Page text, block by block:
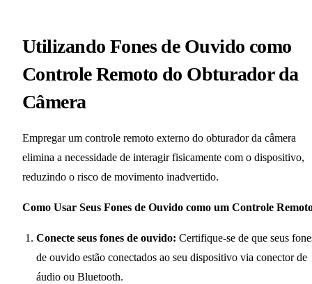
Utilizando Fones de Ouvido como
Controle Remoto do Obturador da
Câmera
Empregar um controle remoto externo do obturador da câmera
elimina a necessidade de interagir fisicamente com o dispositivo,
reduzindo o risco de movimento inadvertido.
Como Usar Seus Fones de Ouvido como um Controle
Conecte seus fones de ouvido: Certifique-se de que seus
de ouvido estão conectados ao seu dispositivo via conector de
áudio ou Bluetooth.